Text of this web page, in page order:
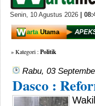
Senin, 10 Agustus 2026
arta Utama
» Kategori :Politik
Rabu, 03
Dasco :